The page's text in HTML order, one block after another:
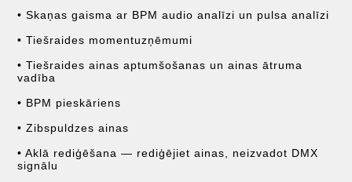
• Skaņas gaisma ar BPM audio analīzi un pulsa analīzi
• Tiešraides momentuzņēmumi
• Tiešraides ainas aptumšošanas un ainas ātruma
vadība
• BPM pieskāriens
• Zibspuldzes ainas
• Aklā rediģēšana — rediģējiet ainas, neizvadot DMX
signālu